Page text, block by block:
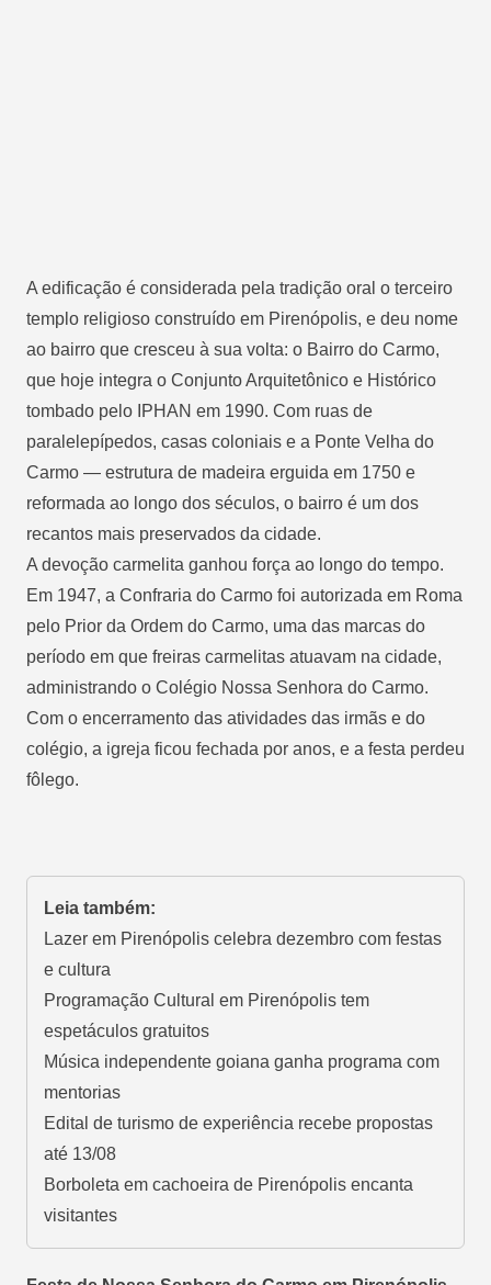
A edificação é considerada pela tradição oral o terceiro
templo religioso construído em Pirenópolis, e deu nome
ao bairro que cresceu à sua volta: o Bairro do Carmo,
que hoje integra o Conjunto Arquitetônico e Histórico
tombado pelo IPHAN em 1990. Com ruas de
paralelepípedos, casas coloniais e a Ponte Velha do
Carmo — estrutura de madeira erguida em 1750 e
reformada ao longo dos séculos, o bairro é um dos
recantos mais preservados da cidade.
A devoção carmelita ganhou força ao longo do tempo.
Em 1947, a Confraria do Carmo foi autorizada em Roma
pelo Prior da Ordem do Carmo, uma das marcas do
período em que freiras carmelitas atuavam na cidade,
administrando o Colégio Nossa Senhora do Carmo.
Com o encerramento das atividades das irmãs e do
colégio, a igreja ficou fechada por anos, e a festa perdeu
fôlego.
Leia também:
Lazer em Pirenópolis celebra dezembro com festas
e cultura
Programação Cultural em Pirenópolis tem
espetáculos gratuitos
Música independente goiana ganha programa com
mentorias
Edital de turismo de experiência recebe propostas
até 13/08
Borboleta em cachoeira de Pirenópolis encanta
visitantes